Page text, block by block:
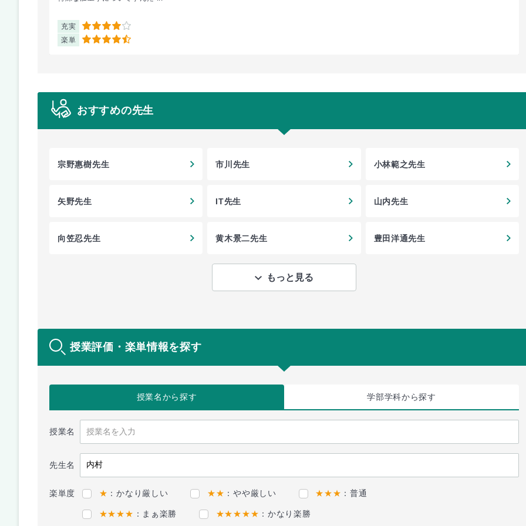
充実 4
楽単 4.5
おすすめの先生
宗野惠樹先生 市川先生 小林範之先生
矢野先生 IT先生 山内先生
向笠忍先生 黄木景二先生 豊田洋通先生
もっと見る
授業評価・楽単情報を探す
授業名から探す 学部学科から探す
授業名
先生名
楽単度 ★ ：かなり厳しい ★★ ：やや厳しい ★★★ ：普通
★★★★ ：まぁ楽勝 ★★★★★ ：かなり楽勝